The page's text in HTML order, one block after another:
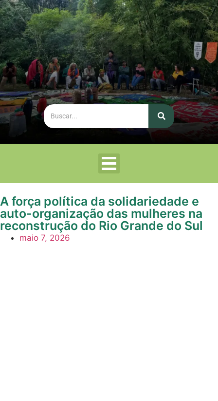
A força política da solidariedade e
auto-organização das mulheres na
reconstrução do Rio Grande do Sul
maio 7, 2026